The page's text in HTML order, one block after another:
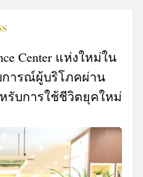
Center แห่งใหม่ใน
การณ์ผู้บริโภคผ่าน
รับการใช้ชีวิตยุคใหม่